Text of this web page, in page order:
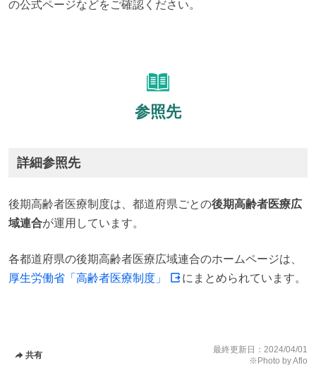
の公式ページなどをご確認ください。
参照先
詳細参照先
後期高齢者医療制度は、都道府県ごとの後期高齢者医療広
域連合が運用しています。
各都道府県の後期高齢者医療広域連合のホームページは、
厚生労働省「高齢者医療制度」
にまとめられています。
共有
最終更新日： 2024/04/01
※Photo by Aflo